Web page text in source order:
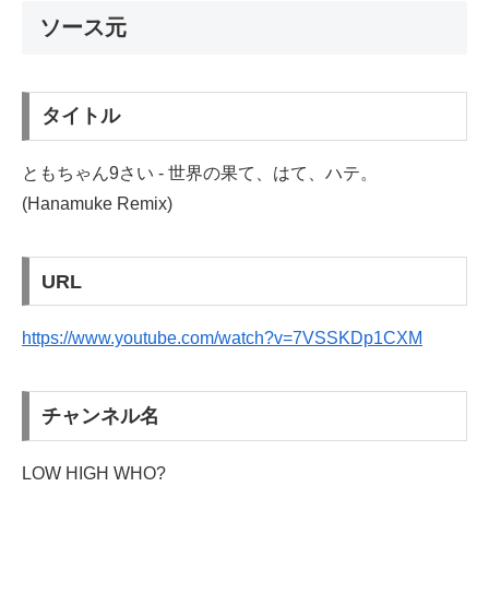
ソース元
タイトル
ともちゃん9さい - 世界の果て、はて、ハテ。
(Hanamuke Remix)
URL
https://www.youtube.com/watch?v=7VSSKDp1CXM
チャンネル名
LOW HIGH WHO?